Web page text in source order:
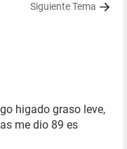
Siguiente Tema
higado graso leve,
me dio 89 es